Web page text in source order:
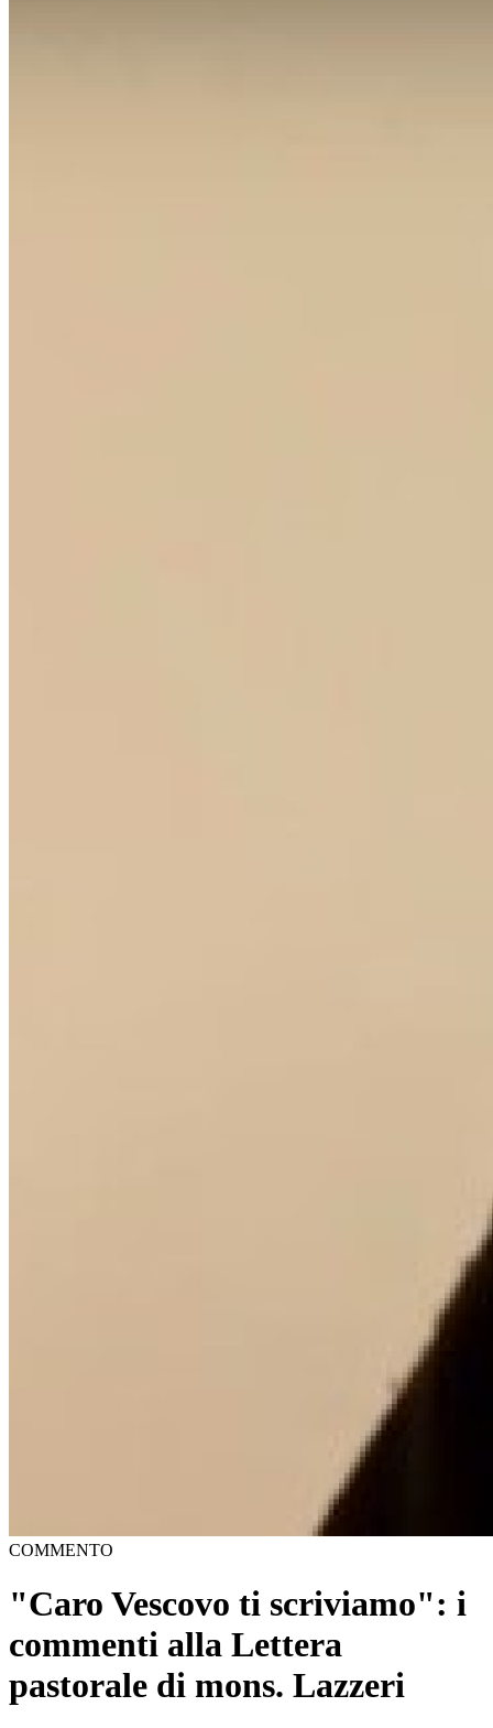
COMMENTO
"Caro Vescovo ti scriviamo": i
commenti alla Lettera
pastorale di mons. Lazzeri